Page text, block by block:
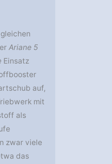
Ariane 5
Einsatz
auf,
mit
als
zwar viele
das